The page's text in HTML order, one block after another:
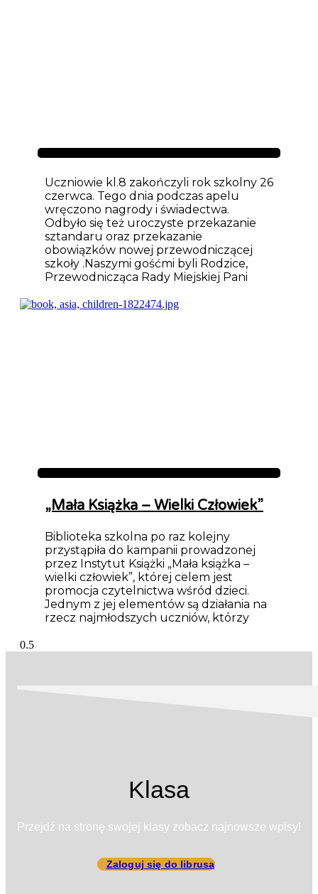
Aktualności
Uczniowie kl.8 zakończyli rok szkolny 26
czerwca. Tego dnia podczas apelu
wręczono nagrody i świadectwa.
Odbyło się też uroczyste przekazanie
sztandaru oraz przekazanie
obowiązków nowej przewodniczącej
szkoły .Naszymi gośćmi byli Rodzice,
Przewodnicząca Rady Miejskiej Pani
Aktualności
„Mała Książka – Wielki Człowiek”
Biblioteka szkolna po raz kolejny
przystąpiła do kampanii prowadzonej
przez Instytut Książki „Mała książka –
wielki człowiek”, której celem jest
promocja czytelnictwa wśród dzieci.
Jednym z jej elementów są działania na
rzecz najmłodszych uczniów, którzy
Klasa
Przejdź na stronę swojej klasy zobacz najnowsze wpisy!
Zaloguj się do librusa